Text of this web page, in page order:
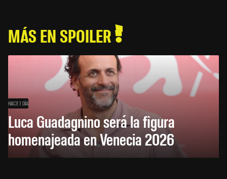
MÁS EN SPOILER
HACE 1 DÍA
Luca Guadagnino será la figura
homenajeada en Venecia 2026